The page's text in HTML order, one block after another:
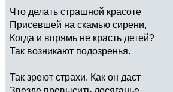
Что делать страшной красоте
Присевшей на скамью сирени,
Когда и впрямь не красть детей?
Так возникают подозренья.
Так зреют страхи. Как он даст